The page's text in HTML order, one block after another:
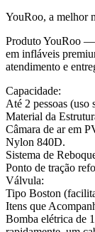
YouRoo, a melhor
Produto YouRoo —
em infláveis
atendimento e
Capacidade:
Até 2 pessoas (uso
Material da
Câmara de ar em
Nylon 840D.
Sistema de
Ponto de tração
Válvula:
Tipo Boston
Itens que
Bomba elétrica de